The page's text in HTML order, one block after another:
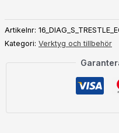
Artikelnr:
Kategori: Verktyg och tillbehör